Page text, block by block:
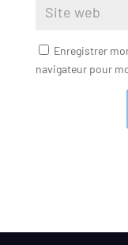
Enregistrer
navigateur pour